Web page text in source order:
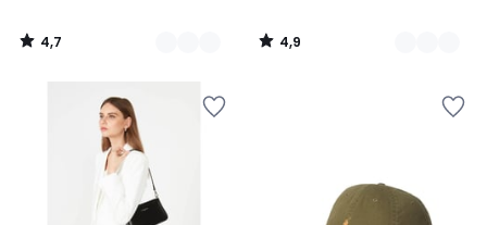
4,7
/
4,9
/